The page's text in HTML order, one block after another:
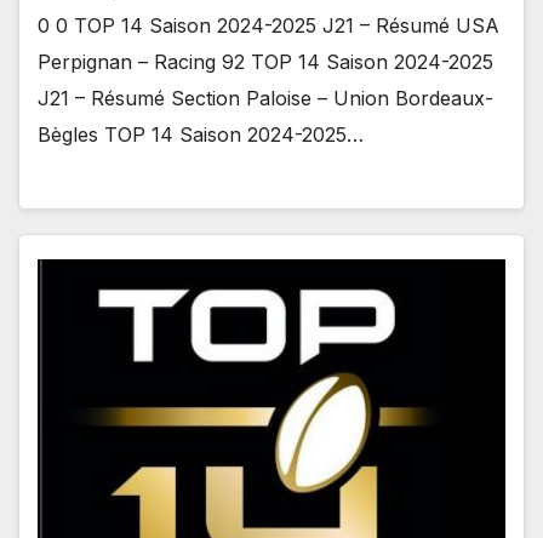
0 0 TOP 14 Saison 2024-2025 J21 – Résumé USA
Perpignan – Racing 92 TOP 14 Saison 2024-2025
J21 – Résumé Section Paloise – Union Bordeaux-
Bègles TOP 14 Saison 2024-2025…